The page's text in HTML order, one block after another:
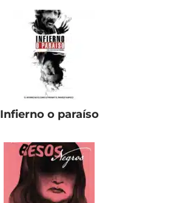
Infierno o paraíso